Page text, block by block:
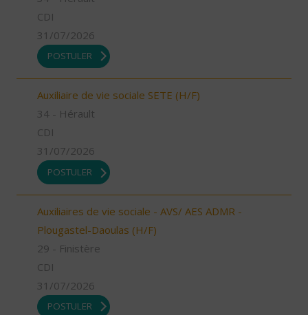
CDI
31/07/2026
POSTULER
Auxiliaire de vie sociale SETE (H/F)
34 - Hérault
CDI
31/07/2026
POSTULER
Auxiliaires de vie sociale - AVS/ AES ADMR -
Plougastel-Daoulas (H/F)
29 - Finistère
CDI
31/07/2026
POSTULER